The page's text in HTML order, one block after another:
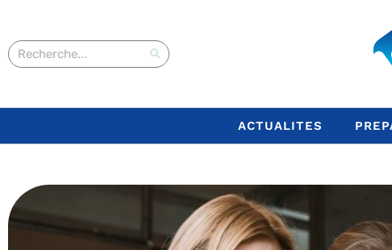
ACTUALITES